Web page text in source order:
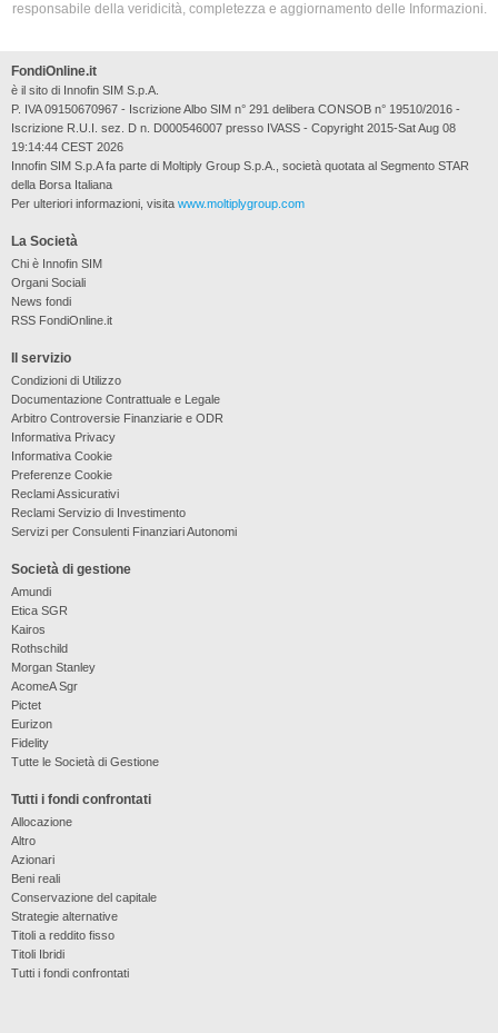
responsabile della veridicità, completezza e aggiornamento delle Informazioni.
La Società
Chi è Innofin SIM
Organi Sociali
News fondi
RSS FondiOnline.it
Il servizio
Condizioni di Utilizzo
Documentazione Contrattuale e Legale
Arbitro Controversie Finanziarie e ODR
Informativa Privacy
Informativa Cookie
Preferenze Cookie
Reclami Assicurativi
Reclami Servizio di Investimento
Servizi per Consulenti Finanziari Autonomi
Società di gestione
Amundi
Etica SGR
Kairos
Rothschild
Morgan Stanley
AcomeA Sgr
Pictet
Eurizon
Fidelity
Tutte le Società di Gestione
Tutti i fondi confrontati
Allocazione
Altro
Azionari
Beni reali
Conservazione del capitale
Strategie alternative
Titoli a reddito fisso
Titoli Ibridi
Tutti i fondi confrontati
FondiOnline.it
è il sito di Innofin SIM S.p.A.
P. IVA 09150670967 - Iscrizione Albo SIM n° 291 delibera CONSOB n° 19510/2016 -
Iscrizione R.U.I. sez. D n. D000546007 presso IVASS - Copyright 2015-Sat Aug 08
19:14:44 CEST 2026
Innofin SIM S.p.A fa parte di Moltiply Group S.p.A., società quotata al Segmento STAR
della Borsa Italiana
Per ulteriori informazioni, visita www.moltiplygroup.com